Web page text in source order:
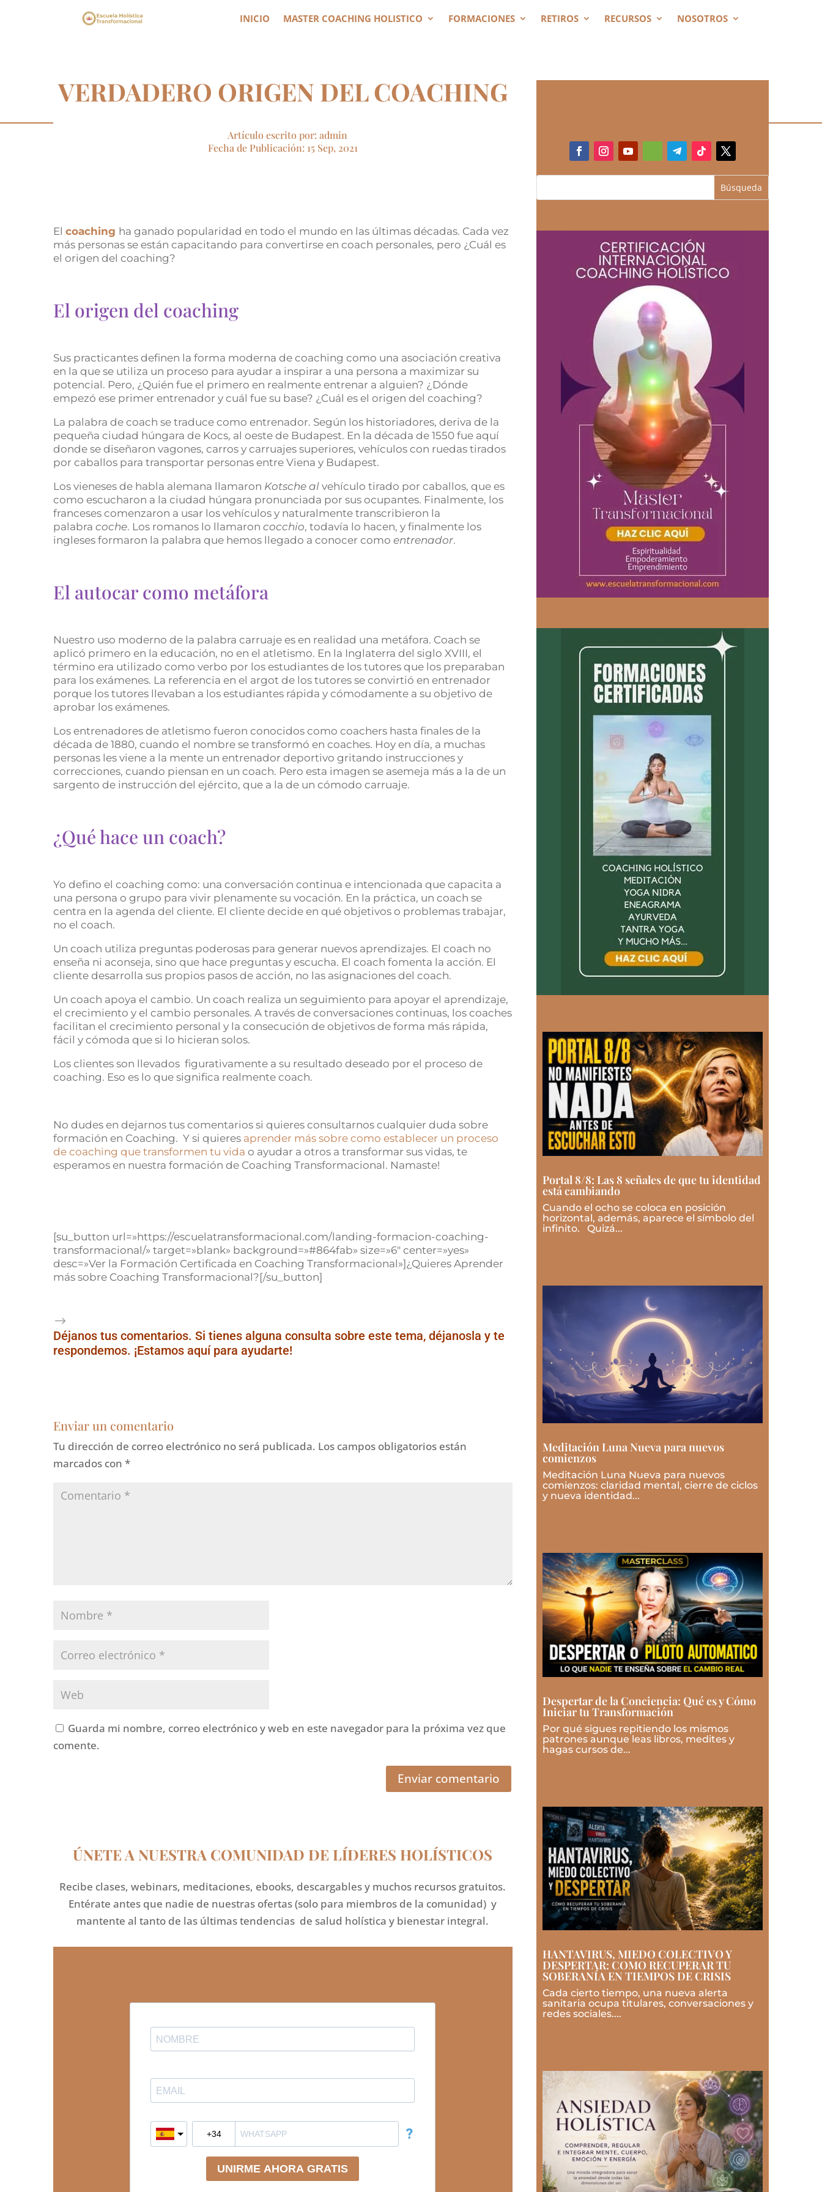
INICIO MASTER COACHING HOLISTICO FORMACIONES RETIROS RECURSOS NOSOTROS
VERDADERO ORIGEN DEL COACHING
Artículo escrito por: admin
Fecha de Publicación: 15 Sep, 2021
El coaching ha ganado popularidad en todo el mundo en las últimas décadas. Cada vez
más personas se están capacitando para convertirse en coach personales, pero ¿Cuál es
el origen del coaching?
El origen del coaching
Sus practicantes definen la forma moderna de coaching como una asociación creativa
en la que se utiliza un proceso para ayudar a inspirar a una persona a maximizar su
potencial. Pero, ¿Quién fue el primero en realmente entrenar a alguien? ¿Dónde
empezó ese primer entrenador y cuál fue su base? ¿Cuál es el origen del coaching?
La palabra de coach se traduce como entrenador. Según los historiadores, deriva de la
pequeña ciudad húngara de Kocs, al oeste de Budapest. En la década de 1550 fue aquí
donde se diseñaron vagones, carros y carruajes superiores, vehículos con ruedas tirados
por caballos para transportar personas entre Viena y Budapest.
Los vieneses de habla alemana llamaron Kotsche al vehículo tirado por caballos, que es
como escucharon a la ciudad húngara pronunciada por sus ocupantes. Finalmente, los
franceses comenzaron a usar los vehículos y naturalmente transcribieron la
palabra coche. Los romanos lo llamaron cocchio, todavía lo hacen, y finalmente los
ingleses formaron la palabra que hemos llegado a conocer como entrenador.
El autocar como metáfora
Nuestro uso moderno de la palabra carruaje es en realidad una metáfora. Coach se
aplicó primero en la educación, no en el atletismo. En la Inglaterra del siglo XVIII, el
término era utilizado como verbo por los estudiantes de los tutores que los preparaban
para los exámenes. La referencia en el argot de los tutores se convirtió en entrenador
porque los tutores llevaban a los estudiantes rápida y cómodamente a su objetivo de
aprobar los exámenes.
Los entrenadores de atletismo fueron conocidos como coachers hasta finales de la
década de 1880, cuando el nombre se transformó en coaches. Hoy en día, a muchas
personas les viene a la mente un entrenador deportivo gritando instrucciones y
correcciones, cuando piensan en un coach. Pero esta imagen se asemeja más a la de un
sargento de instrucción del ejército, que a la de un cómodo carruaje.
¿Qué hace un coach?
Yo defino el coaching como: una conversación continua e intencionada que capacita a
una persona o grupo para vivir plenamente su vocación. En la práctica, un coach se
centra en la agenda del cliente. El cliente decide en qué objetivos o problemas trabajar,
no el coach.
Un coach utiliza preguntas poderosas para generar nuevos aprendizajes. El coach no
enseña ni aconseja, sino que hace preguntas y escucha. El coach fomenta la acción. El
cliente desarrolla sus propios pasos de acción, no las asignaciones del coach.
Un coach apoya el cambio. Un coach realiza un seguimiento para apoyar el aprendizaje,
el crecimiento y el cambio personales. A través de conversaciones continuas, los coaches
facilitan el crecimiento personal y la consecución de objetivos de forma más rápida,
fácil y cómoda que si lo hicieran solos.
Los clientes son llevados figurativamente a su resultado deseado por el proceso de
coaching. Eso es lo que significa realmente coach.
No dudes en dejarnos tus comentarios si quieres consultarnos cualquier duda sobre
formación en Coaching. Y si quieres aprender más sobre como establecer un proceso
de coaching que transformen tu vida o ayudar a otros a transformar sus vidas, te
esperamos en nuestra formación de Coaching Transformacional. Namaste!
[su_button url=»https://escuelatransformacional.com/landing-formacion-coaching-
transformacional/» target=»blank» background=»#864fab» size=»6″ center=»yes»
desc=»Ver la Formación Certificada en Coaching Transformacional»]¿Quieres Aprender
más sobre Coaching Transformacional?[/su_button]
Déjanos tus comentarios. Si tienes alguna consulta sobre este tema, déjanosla y te
respondemos. ¡Estamos aquí para ayudarte!
Enviar un comentario
Tu dirección de correo electrónico no será publicada. Los campos obligatorios están
marcados con *
Guarda mi nombre, correo electrónico y web en este navegador para la próxima vez que
comente.
Enviar comentario
ÚNETE A NUESTRA COMUNIDAD DE LÍDERES HOLÍSTICOS
Recibe clases, webinars, meditaciones, ebooks, descargables y muchos recursos gratuitos.
Entérate antes que nadie de nuestras ofertas (solo para miembros de la comunidad) y
mantente al tanto de las últimas tendencias de salud holística y bienestar integral.
Portal 8/8: Las 8 señales de que tu identidad
está cambiando
Cuando el ocho se coloca en posición
horizontal, además, aparece el símbolo del
infinito. Quizá...
Meditación Luna Nueva para nuevos
comienzos
Meditación Luna Nueva para nuevos
comienzos: claridad mental, cierre de ciclos
y nueva identidad...
Despertar de la Conciencia: Qué es y Cómo
Iniciar tu Transformación
Por qué sigues repitiendo los mismos
patrones aunque leas libros, medites y
hagas cursos de...
HANTAVIRUS, MIEDO COLECTIVO Y
DESPERTAR: COMO RECUPERAR TU
SOBERANÍA EN TIEMPOS DE CRISIS
Cada cierto tiempo, una nueva alerta
sanitaria ocupa titulares, conversaciones y
redes sociales....